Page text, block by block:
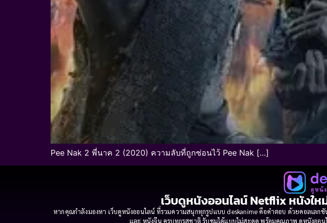
Pee Nak 2 พี่นาค 2 (2020) ความลับที่ถูกซ่อนไว้ Pee Nak […]
เว็บดูหนังออนไลน์ Netflix หนังใ
หากคุณกำลังมองหา เว็บดูหนังออนไลน์ ที่รวมความสนุกทุกรูปแบบ deskanime คือคำตอบ ด้วยคอลเล
และ หนังจีน ครบทุกรสชาติ รับชมได้แบบไม่สะดุด พร้อมคุณภาพ ดูหนังออน